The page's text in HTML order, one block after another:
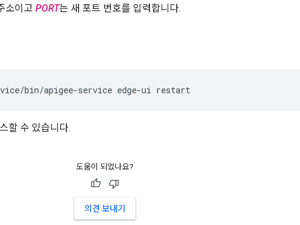
소이고 PORT는 새 포트 번호를 입력합니다.
bin/apigee-service edge-ui restart
할 수 있습니다.
도움이 되었나요?
의견 보내기